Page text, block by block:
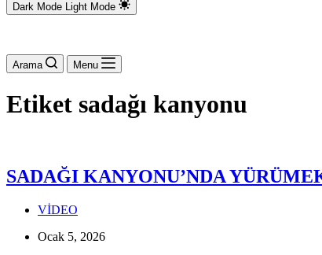
Dark Mode Light Mode
Arama Menu
Etiket sadağı kanyonu
SADAĞI KANYONU’NDA
VİDEO
Ocak 5, 2026